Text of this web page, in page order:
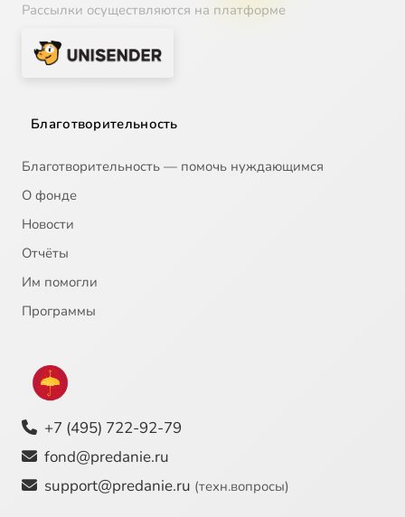
Рассылки осуществляются на платформе
Благотворительность
Благотворительность — помочь нуждающимся
О фонде
Новости
Отчёты
Им помогли
Программы
+7 (495) 722-92-79
fond@predanie.ru
support@predanie.ru (техн.вопросы)